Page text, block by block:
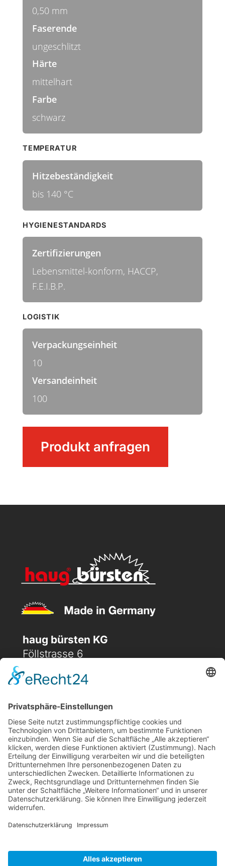
MengeProdukt anfragen
0,50 mm
Faserende
ungeschlitzt
Härte
mittelhart
Farbe
schwarz
TEMPERATUR
Hitzebeständigkeit
bis 140 °C
HYGIENESTANDARDS
Zertifizierungen
Lebensmittel-konform, HACCP,
F.E.I.B.P.
LOGISTIK
Verpackungseinheit
10
Versandeinheit
100
haug bürsten KG
Föllstrasse 6
 (+49) 08231 / 96 30 96
 office@haugbuersten.de
Weitere Seiten
Hygienesortiment
Haushaltssortiment
Ansprechpartner
Jobs